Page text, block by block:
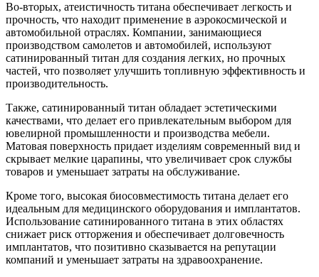
Во-вторых, атеистичность титана обеспечивает легкость и
прочность, что находит применение в аэрокосмической и
автомобильной отраслях. Компании, занимающиеся
производством самолетов и автомобилей, используют
сатинированный титан для создания легких, но прочных
частей, что позволяет улучшить топливную эффективность и
производительность.
Также, сатинированный титан обладает эстетическими
качествами, что делает его привлекательным выбором для
ювелирной промышленности и производства мебели.
Матовая поверхность придает изделиям современный вид и
скрывает мелкие царапины, что увеличивает срок службы
товаров и уменьшает затраты на обслуживание.
Кроме того, высокая биосовместимость титана делает его
идеальным для медицинского оборудования и имплантатов.
Использование сатинированного титана в этих областях
снижает риск отторжения и обеспечивает долговечность
имплантатов, что позитивно сказывается на репутации
компаний и уменьшает затраты на здравоохранение.